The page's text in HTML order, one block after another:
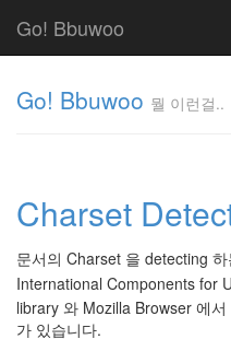
Go! Bbuwoo
Go! Bbuwoo 뭘 이런걸..
Charset
문서의 Charset 을 detecting
International Components for
library 와 Mozilla Browser 에
가 있습니다.
걸..
김
균